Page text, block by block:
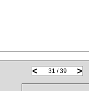
< >
31 / 39